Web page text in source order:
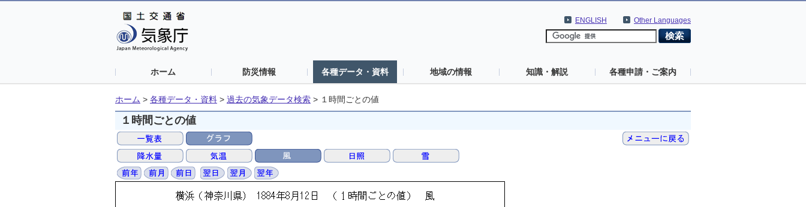
Other Languages
ENGLISH
ホーム 防災情報 各種データ・資料 地域の情報 知識・解説 各種申請・ご案内
ホーム > 各種データ・資料 > 過去の気象データ検索 > １時間ごとの値
１時間ごとの値